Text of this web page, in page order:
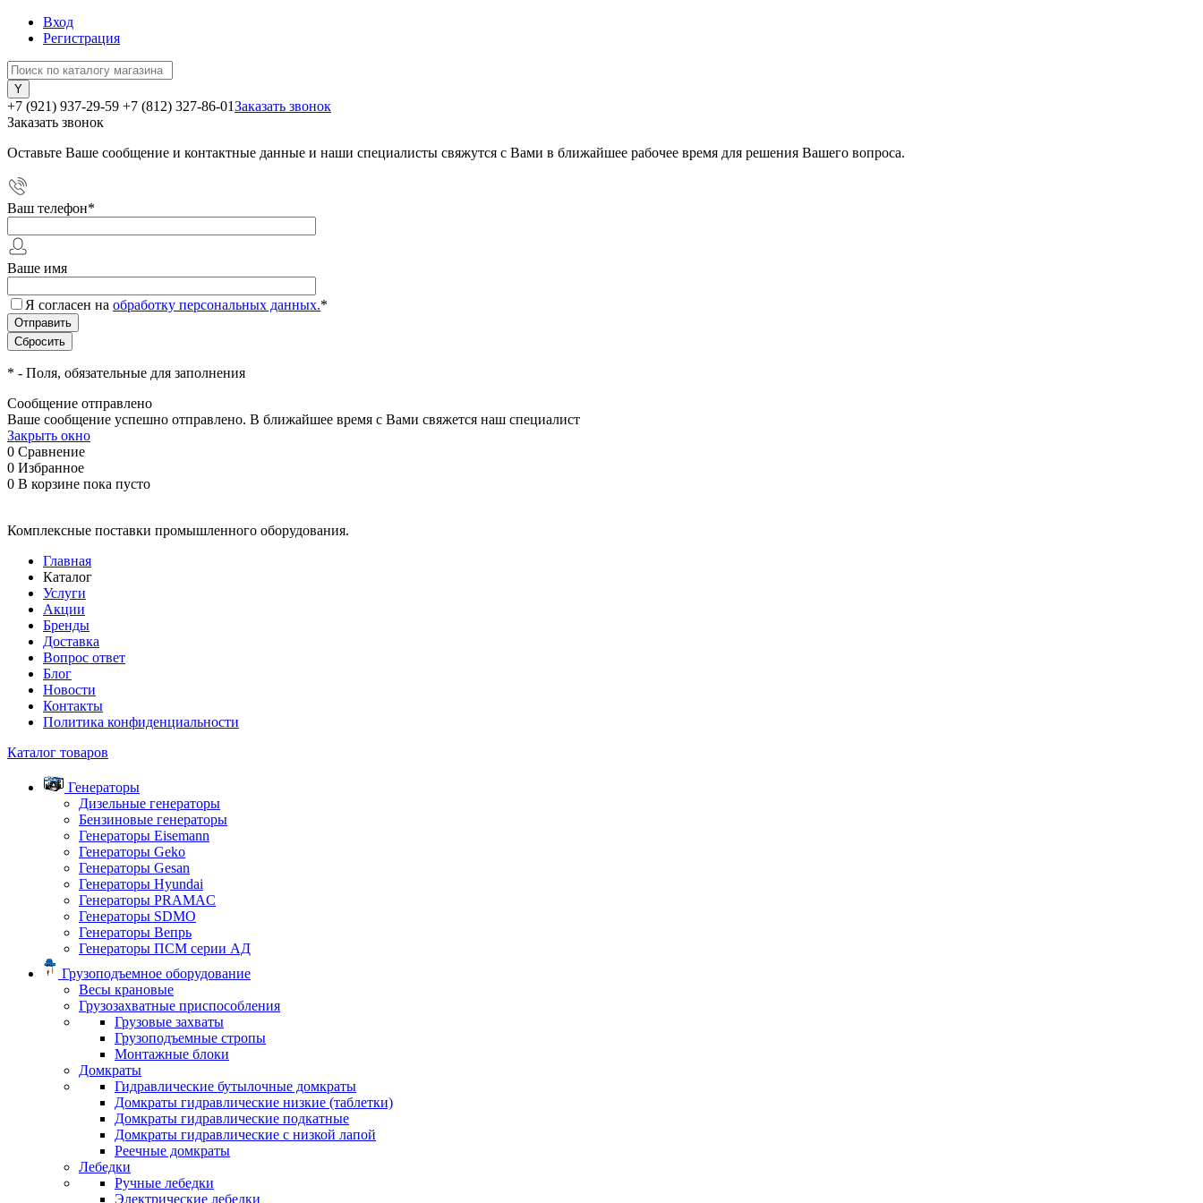
Вход
Регистрация
+7 (921) 937-29-59 +7 (812) 327-86-01Заказать звонок
Заказать звонок
Оставьте Ваше сообщение и контактные данные и наши специалисты свяжутся с Вами в ближайшее рабочее время для решения Вашего вопроса.
Ваш телефон*
Ваше имя
Я согласен на обработку персональных данных.*
* - Поля, обязательные для заполнения
Сообщение отправлено
Ваше сообщение успешно отправлено. В ближайшее время с Вами свяжется наш специалист
Закрыть окно
0 Сравнение
0 Избранное
0 В корзине пока пусто
Комплексные поставки промышленного оборудования.
Главная
Каталог
Услуги
Акции
Бренды
Доставка
Вопрос ответ
Блог
Новости
Контакты
Политика конфиденциальности
Каталог товаров
Генераторы
Дизельные генераторы
Бензиновые генераторы
Генераторы Eisemann
Генераторы Geko
Генераторы Gesan
Генераторы Hyundai
Генераторы PRAMAC
Генераторы SDMO
Генераторы Вепрь
Генераторы ПСМ серии АД
Грузоподъемное оборудование
Весы крановые
Грузозахватные приспособления
Грузовые захваты
Грузоподъемные стропы
Монтажные блоки
Домкраты
Гидравлические бутылочные домкраты
Домкраты гидравлические низкие (таблетки)
Домкраты гидравлические подкатные
Домкраты гидравлические с низкой лапой
Реечные домкраты
Лебедки
Ручные лебедки
Электрические лебедки